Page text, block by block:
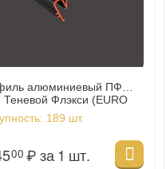
алюминиевый ПФ
Теневой Флэкси (EURO
(50м/уп)189 шт.
00 ₽за 1 шт.